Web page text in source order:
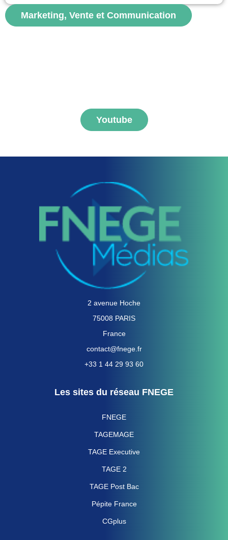
voir
Marketing, Vente et Communication
Youtube
2 avenue Hoche
75008 PARIS
France
contact@fnege.fr
+33 1 44 29 93 60
Les sites du réseau FNEGE
FNEGE
TAGEMAGE
TAGE Executive
TAGE 2
TAGE Post Bac
Pépite France
CGplus